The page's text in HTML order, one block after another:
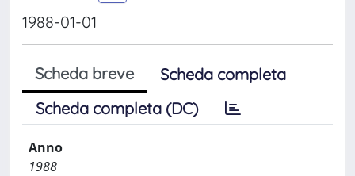
1988-01-01
Scheda breve
Scheda completa
Scheda completa (DC)
Anno
1988